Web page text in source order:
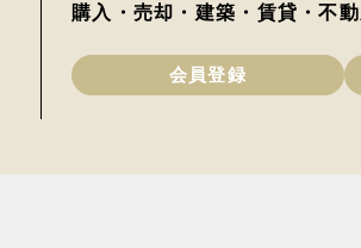
購入・売却・建築・賃貸・不
会員登録